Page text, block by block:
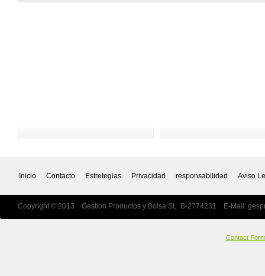
Inicio Contacto Estretegias Privacidad responsabilidad Aviso
Copyright © 2013 Gestion Productos y Bolsa SL B-2774231 E-Mail:
Contact Form